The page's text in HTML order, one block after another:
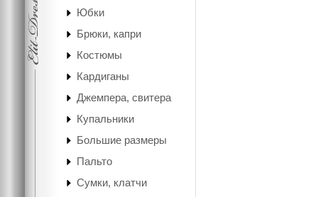
Юбки
Брюки, капри
Костюмы
Кардиганы
Джемпера, свитера
Купальники
Большие размеры
Пальто
Сумки, клатчи